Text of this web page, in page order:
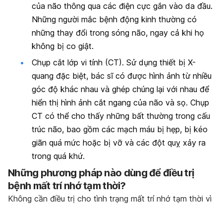
của não thông qua các điện cực gắn vào da đầu.
Những người mắc bệnh động kinh thường có
những thay đổi trong sóng não, ngay cả khi họ
không bị co giật.
Chụp cắt lớp vi tính (CT). Sử dụng thiết bị X-
quang đặc biệt, bác sĩ có được hình ảnh từ nhiều
góc độ khác nhau và ghép chúng lại với nhau để
hiển thị hình ảnh cắt ngang của não và sọ. Chụp
CT có thể cho thấy những bất thường trong cấu
trúc não, bao gồm các mạch máu bị hẹp, bị kéo
giãn quá mức hoặc bị vỡ và các đột quỵ xảy ra
trong quá khứ.
Những phương pháp nào dùng để điều trị
bệnh mất trí nhớ tạm thời?
Không cần điều trị cho tình trạng mất trí nhớ tạm thời vì